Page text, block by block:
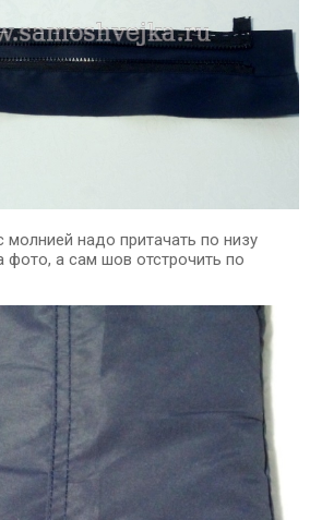
молнией надо притачать по низу
фото, а сам шов отстрочить по